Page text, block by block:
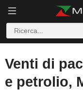
Venti di
e petrolio,